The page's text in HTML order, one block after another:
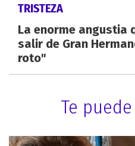
TRISTEZA
La enorme angustia
salir de Gran
roto"
Te